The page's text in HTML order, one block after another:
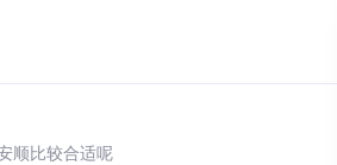
顺比较合适呢